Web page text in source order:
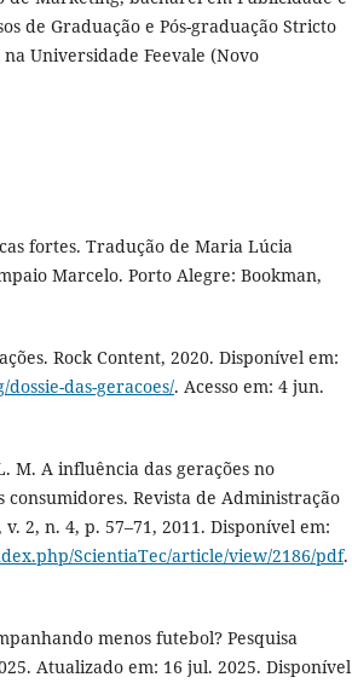
de Graduação e Pós-graduação Stricto
Universidade Feevale (Novo
fortes. Tradução de Maria Lúcia
Marcelo. Porto Alegre: Bookman,
Rock Content, 2020. Disponível em:
das-geracoes/. Acesso em: 4 jun.
M. A influência das gerações no
Revista de Administração
2, n. 4, p. 57–71, 2011. Disponível em:
ScientiaTec/article/view/2186/pdf.
menos futebol? Pesquisa
Atualizado em: 16 jul. 2025. Disponível